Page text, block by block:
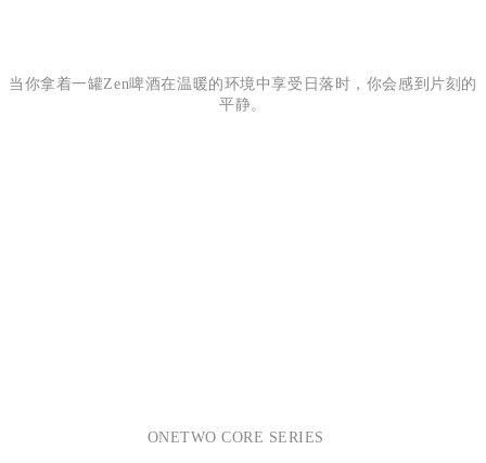
当你拿着一罐Zen啤酒在温暖的环境中享受日落时，你会感到片刻的
平静。
ONETWO CORE SERIES